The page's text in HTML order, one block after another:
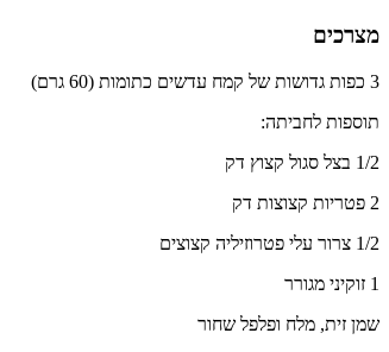
מצרכים
3 כפות גדושות של קמח עדשים כתומות (60 גרם)
תוספות לחביתה:
1/2 בצל סגול קצוץ דק
2 פטריות קצוצות דק
1/2 צרור עלי פטרוזיליה קצוצים
1 זוקיני מגורר
שמן זית, מלח ופלפל שחור